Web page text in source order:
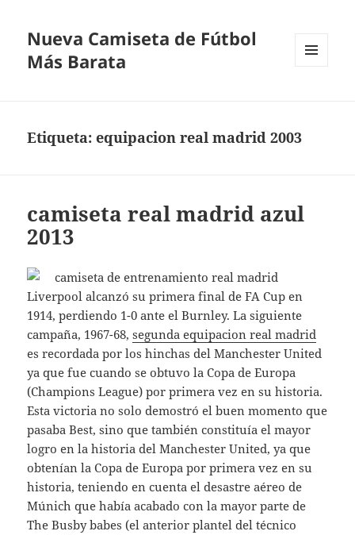
Nueva Camiseta de Fútbol
Más Barata
Etiqueta:equipacion real madrid 2003
camiseta real madrid azul
2013
Liverpool alcanzó su primera final de FA Cup en
1914, perdiendo 1-0 ante el Burnley. La siguiente
campaña, 1967-68,segunda equipacion real madrid
es recordada por los hinchas del Manchester United
ya que fue cuando se obtuvo la Copa de Europa
(Champions League) por primera vez en su historia.
Esta victoria no solo demostró el buen momento que
pasaba Best, sino que también constituía el mayor
logro en la historia del Manchester United, ya que
obtenían la Copa de Europa por primera vez en su
historia, teniendo en cuenta el desastre aéreo de
Múnich que había acabado con la mayor parte de
The Busby babes (el anterior plantel del técnico